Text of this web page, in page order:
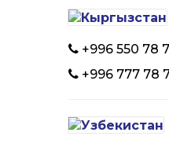
+996 550 78
+996 777 78